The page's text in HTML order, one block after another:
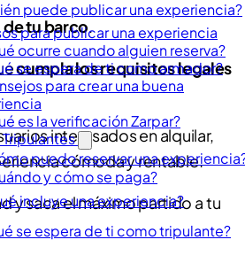
puede publicar una experiencia?
para publicar una experiencia
ocurre cuando alguien reserva?
se espera de ti como armador?
para crear una buena
es la verificación Zarpar?
Tripulantes
puedo reservar una
y cómo se paga?
incluye una experiencia?
se espera de ti como tripulante?
tu barco.
cumpla los requisitos legales
interesados en alquilar,
cómoda y rentable.
y saca el máximo partido a tu